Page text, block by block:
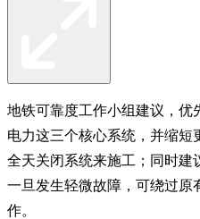
地铁可靠度工作小组建议，优
电力这三个核心系统，并缩
全天关闭系统来施工；同时建
一旦发生轻微故障，可绕过原
作。